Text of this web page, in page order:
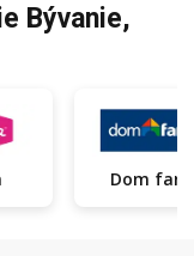
Bývanie,
Dom